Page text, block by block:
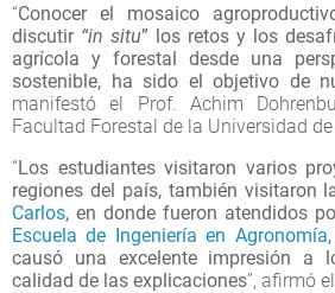
“Conocer el mosaico
discutir “in situ” los retos y los
agrícola y forestal desde una
sostenible, ha sido el objetivo de
manifestó el Prof. Achim
Facultad Forestal de la Universidad
“Los estudiantes visitaron varios
regiones del país, también visitaron
Carlos, en donde fueron atendidos
Escuela de Ingeniería en Agronomía
causó una excelente impresión a
calidad de las explicaciones”, afirmó